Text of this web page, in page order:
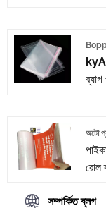
Bopp
অটো
রোল
সম্পর্কিত ব্লগ